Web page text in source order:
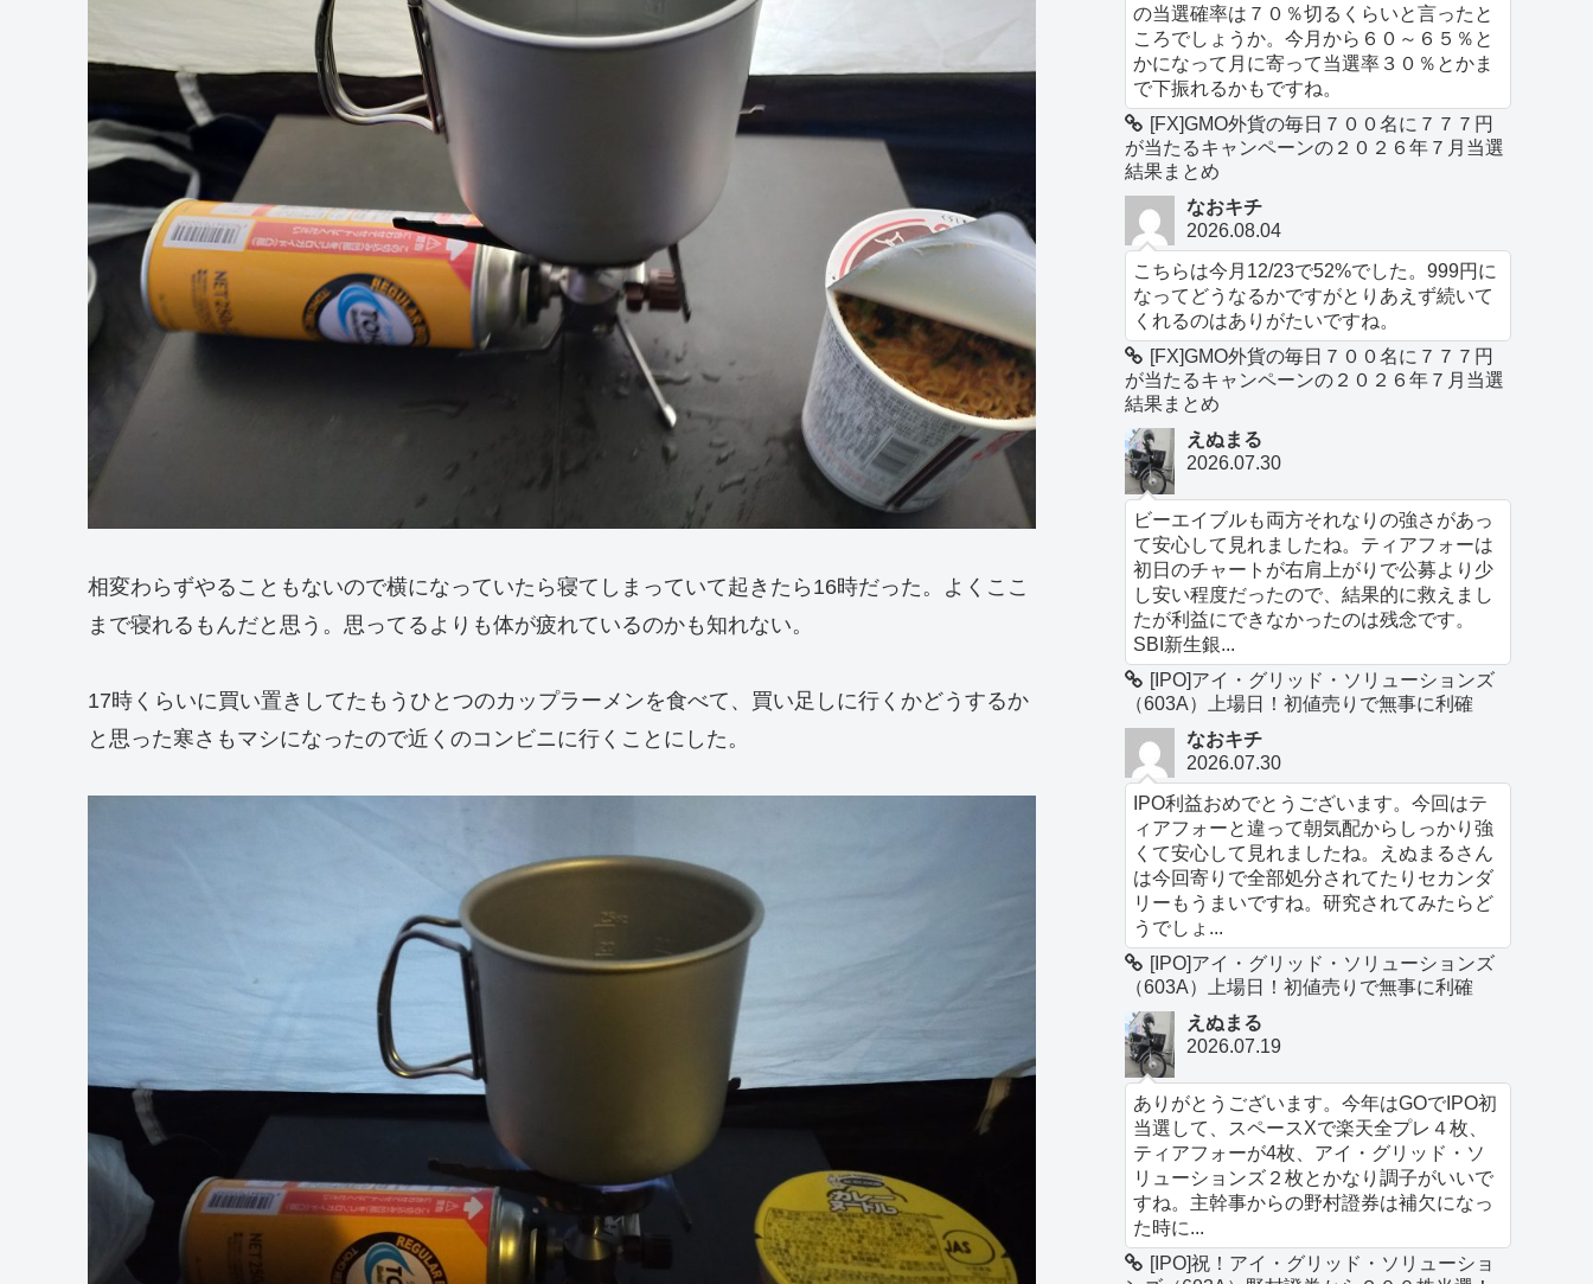
相変わらずやることもないので横になっていたら寝てしまっていて起きたら16時だった。よくここ
まで寝れるもんだと思う。思ってるよりも体が疲れているのかも知れない。
17時くらいに買い置きしてたもうひとつのカップラーメンを食べて、買い足しに行くかどうするか
と思った寒さもマシになったので近くのコンビニに行くことにした。
の当選確率は７０％切るくらいと言ったと
ころでしょうか。今月から６０～６５％と
かになって月に寄って当選率３０％とかま
で下振れるかもですね。
[FX]GMO外貨の毎日７００名に７７７円
が当たるキャンペーンの２０２６年７月当選
結果まとめ
なおキチ
2026.08.04
こちらは今月12/23で52%でした。999円に
なってどうなるかですがとりあえず続いて
くれるのはありがたいですね。
[FX]GMO外貨の毎日７００名に７７７円
が当たるキャンペーンの２０２６年７月当選
結果まとめ
えぬまる
2026.07.30
ビーエイブルも両方それなりの強さがあっ
て安心して見れましたね。ティアフォーは
初日のチャートが右肩上がりで公募より少
し安い程度だったので、結果的に救えまし
たが利益にできなかったのは残念です。
SBI新生銀...
[IPO]アイ・グリッド・ソリューションズ
（603A）上場日！初値売りで無事に利確
なおキチ
2026.07.30
IPO利益おめでとうございます。今回はテ
ィアフォーと違って朝気配からしっかり強
くて安心して見れましたね。えぬまるさん
は今回寄りで全部処分されてたりセカンダ
リーもうまいですね。研究されてみたらど
うでしょ...
[IPO]アイ・グリッド・ソリューションズ
（603A）上場日！初値売りで無事に利確
えぬまる
2026.07.19
ありがとうございます。今年はGOでIPO初
当選して、スペースXで楽天全プレ４枚、
ティアフォーが4枚、アイ・グリッド・ソ
リューションズ２枚とかなり調子がいいで
すね。主幹事からの野村證券は補欠になっ
た時に...
[IPO]祝！アイ・グリッド・ソリューショ